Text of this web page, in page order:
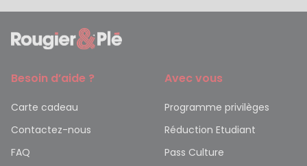
Besoin d’aide ?
Carte cadeau
Contactez-nous
FAQ
Avec vous
Programme privilèges
Réduction Etudiant
Pass Culture